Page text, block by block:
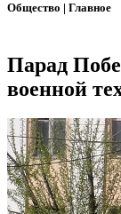
Общество | Главное
Парад
военной